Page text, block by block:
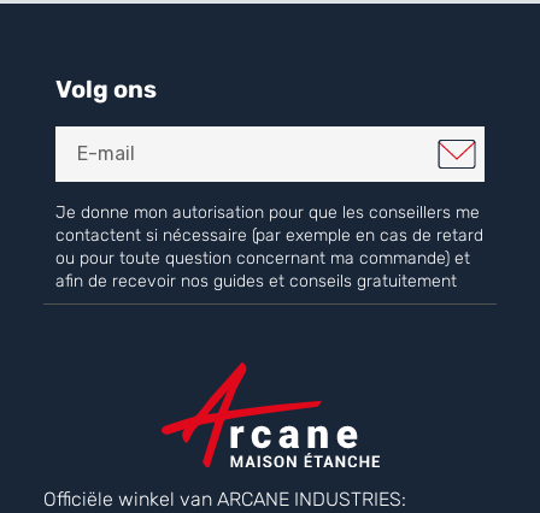
Volg ons
Je donne mon autorisation pour que les conseillers me
contactent si nécessaire (par exemple en cas de retard
ou pour toute question concernant ma commande) et
afin de recevoir nos guides et conseils gratuitement
Officiële winkel van ARCANE INDUSTRIES: